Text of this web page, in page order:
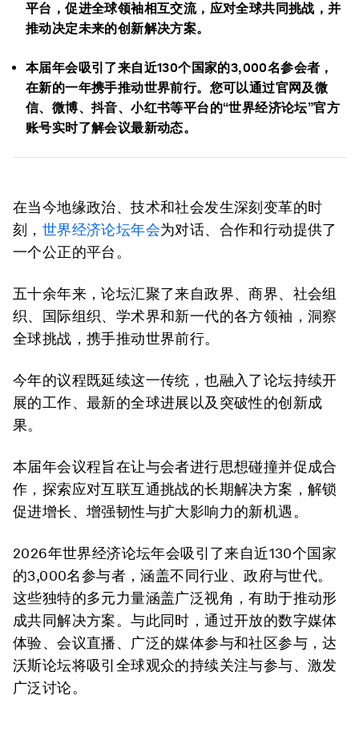
平台，促进全球领袖相互交流，应对全球共同挑战，并
推动决定未来的创新解决方案。
本届年会吸引了来自近130个国家的3,000名参会者，
在新的一年携手推动世界前行。您可以通过官网及微
信、微博、抖音、小红书等平台的“世界经济论坛”官方
账号实时了解会议最新动态。
在当今地缘政治、技术和社会发生深刻变革的时
刻， 世界经济论坛年会为对话、合作和行动提供了
一个公正的平台。
五十余年来，论坛汇聚了来自政界、商界、社会组
织、国际组织、学术界和新一代的各方领袖，洞察
全球挑战，携手推动世界前行。
今年的议程既延续这一传统，也融入了论坛持续开
展的工作、最新的全球进展以及突破性的创新成
果。
本届年会议程旨在让与会者进行思想碰撞并促成合
作，探索应对互联互通挑战的长期解决方案，解锁
促进增长、增强韧性与扩大影响力的新机遇。
2026年世界经济论坛年会吸引了来自近130个国家
的3,000名参与者，涵盖不同行业、政府与世代。
这些独特的多元力量涵盖广泛视角，有助于推动形
成共同解决方案。与此同时，通过开放的数字媒体
体验、会议直播、广泛的媒体参与和社区参与，达
沃斯论坛将吸引全球观众的持续关注与参与、激发
广泛讨论。